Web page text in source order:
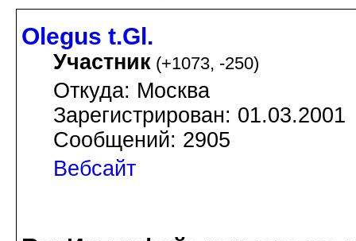
Olegus t.Gl.
Участник (+1073, -250)
Откуда: Москва
Зарегистрирован: 01.03.2001
Сообщений: 2905
Вебсайт